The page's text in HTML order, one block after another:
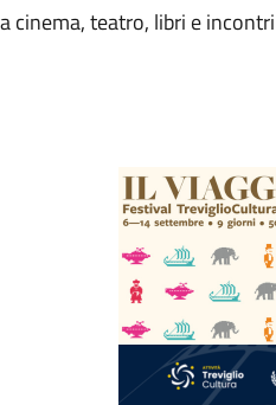
cinema, teatro, libri e